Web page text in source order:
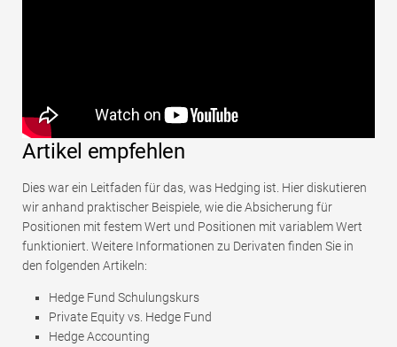
Artikel empfehlen
Dies war ein Leitfaden für das, was Hedging ist. Hier diskutieren
wir anhand praktischer Beispiele, wie die Absicherung für
Positionen mit festem Wert und Positionen mit variablem Wert
funktioniert. Weitere Informationen zu Derivaten finden Sie in
den folgenden Artikeln:
Hedge Fund Schulungskurs
Private Equity vs. Hedge Fund
Hedge Accounting